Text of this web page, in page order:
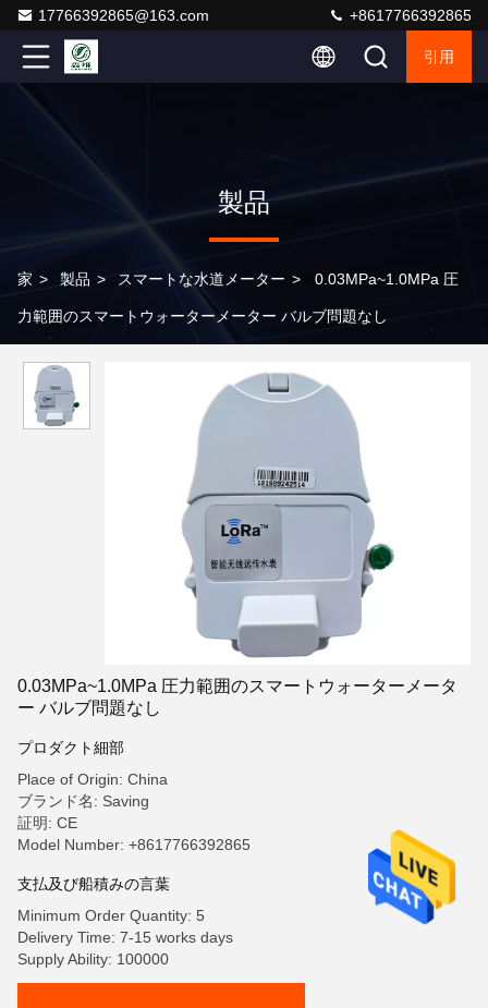
17766392865@163.com +8617766392865
引用
製品
家 > 製品 > スマートな水道メーター > 0.03MPa~1.0MPa 圧
力範囲のスマートウォーターメーター バルブ問題なし
0.03MPa~1.0MPa 圧力範囲のスマートウォーターメータ
ー バルブ問題なし
プロダクト細部
Place of Origin: China
ブランド名: Saving
証明: CE
Model Number: +8617766392865
支払及び船積みの言葉
Minimum Order Quantity: 5
Delivery Time: 7-15 works days
Supply Ability: 100000